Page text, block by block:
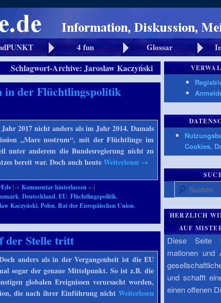
4 fun Glossar
Schlagwort-Archive:Jaroslaw Kaczyński
in der Flüchtlingspolitik
2017 nicht anders als im Jahr 2014. Damals
„Mare nostrum“, mit der Flüchtlinge im
unter anderem die Bundesregierung nicht zu
bereit war. Doch auch heuteWeiterlesen →
|->Kommentar hinterlassen <-|
,Deutschland,EU,Flüchtlingspolitik,
Kaczyński,Polen,Rat der Europäischen Union,
der Stelle tritt
anders als in der Vergangenheit ist die EU
sogar der genaue Mittelpunkt. So ist z.B. die
globalen Ereignissen verursacht worden,
die nach ihrer Einführung nichtWeiterlesen
Cookies,
Suchen
HERZLICH
AUF
Diese Seite
mationen und
und schafft
einen offenen